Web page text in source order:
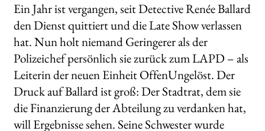
Ein Jahr ist vergangen, seit Detective Renée Ballard
den Dienst quittiert und die Late Show verlassen
hat. Nun holt niemand Geringerer als der
Polizeichef persönlich sie zurück zum LAPD – als
Leiterin der neuen Einheit Offen­Ungelöst. Der
Druck auf Ballard ist groß: Der Stadtrat, dem sie
die Finanzierung der Abteilung zu verdanken hat,
will Ergebnisse sehen. Seine Schwester wurde